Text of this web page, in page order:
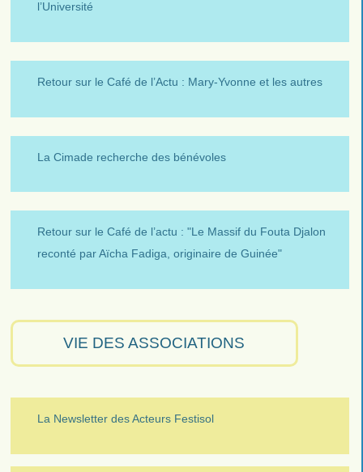
l’Université
Retour sur le Café de l’Actu : Mary-Yvonne et les autres
La Cimade recherche des bénévoles
Retour sur le Café de l’actu : "Le Massif du Fouta Djalon
reconté par Aïcha Fadiga, originaire de Guinée"
VIE DES ASSOCIATIONS
La Newsletter des Acteurs Festisol